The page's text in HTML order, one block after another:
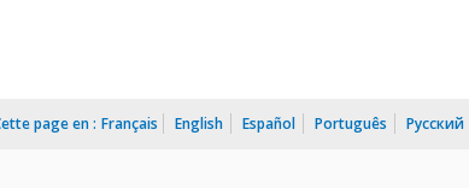
page en : Français English Español Português Русский